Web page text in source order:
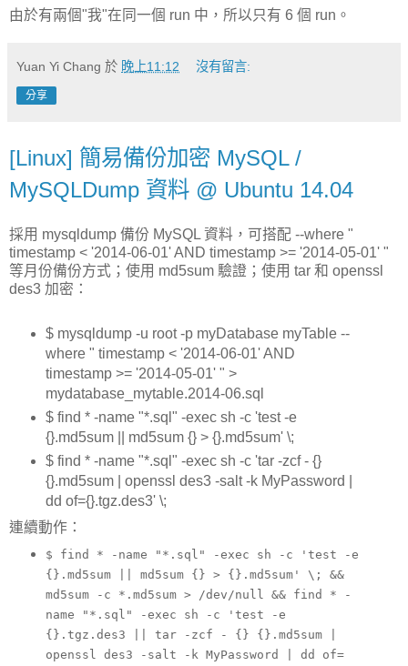
由於有兩個"我"在同一個 run 中，所以只有 6 個 run。
Yuan Yi Chang 於 晚上11:12 沒有留言:
分享
[Linux] 簡易備份加密 MySQL /
MySQLDump 資料 @ Ubuntu 14.04
採用 mysqldump 備份 MySQL 資料，可搭配 --where "
timestamp < '2014-06-01' AND timestamp >= '2014-05-01' "
等月份備份方式；使用 md5sum 驗證；使用 tar 和 openssl
des3 加密：
$ mysqldump -u root -p myDatabase myTable --
where " timestamp < '2014-06-01' AND
timestamp >= '2014-05-01' " >
mydatabase_mytable.2014-06.sql
$ find * -name "*.sql" -exec sh -c 'test -e
{}.md5sum || md5sum {} > {}.md5sum' \;
$ find * -name "*.sql" -exec sh -c 'tar -zcf - {}
{}.md5sum | openssl des3 -salt -k MyPassword |
dd of={}.tgz.des3' \;
連續動作：
$ find * -name "*.sql" -exec sh -c 'test -e
{}.md5sum || md5sum {} > {}.md5sum' \; &&
md5sum -c *.md5sum > /dev/null && find * -
name "*.sql" -exec sh -c 'test -e
{}.tgz.des3 || tar -zcf - {} {}.md5sum |
openssl des3 -salt -k MyPassword | dd of=